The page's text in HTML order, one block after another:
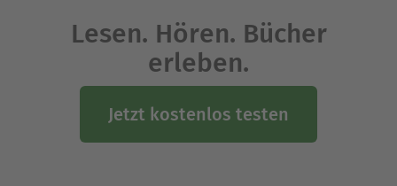
Lesen. Hören. Bücher
erleben.
Jetzt kostenlos testen